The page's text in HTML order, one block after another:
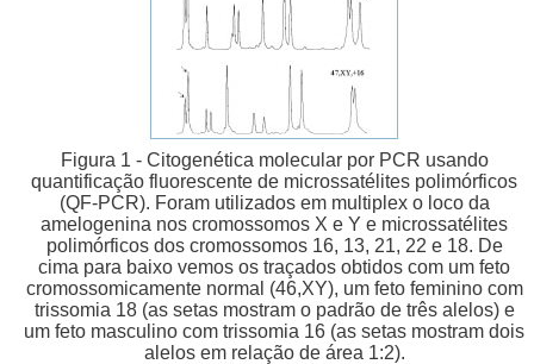
Figura 1 - Citogenética molecular por PCR usando
quantificação fluorescente de microssatélites polimórficos
(QF-PCR). Foram utilizados em multiplex o loco da
amelogenina nos cromossomos X e Y e microssatélites
polimórficos dos cromossomos 16, 13, 21, 22 e 18. De
cima para baixo vemos os traçados obtidos com um feto
cromossomicamente normal (46,XY), um feto feminino com
trissomia 18 (as setas mostram o padrão de três alelos) e
um feto masculino com trissomia 16 (as setas mostram dois
alelos em relação de área 1:2).